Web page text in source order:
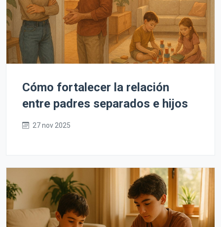
Cómo fortalecer la relación
entre padres separados e hijos
27 nov 2025